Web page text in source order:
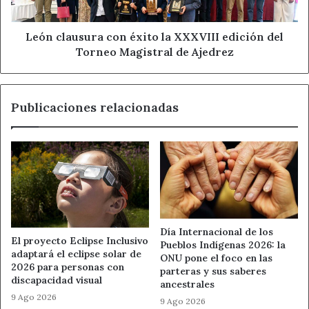
aves en el ámbito científico.
Aunque los resultados son preliminares, los
investigadores planean realizar una segunda fase de
trabajo de campo para comprobar si las categorías
también para las propias cornejas.
Hacia una nueva comprensión del
lenguaje no humano
Este avance científico no solo aporta una nueva visión
sobre la inteligencia animal
, sino que también abre la
puerta a futuras investigaciones que podrían redefinir el
concepto de lenguaje y comunicación en especies no
humanas. La publicación oficial con las conclusiones
completas verá la luz en los próximos meses en una
revista científica internacional.
del
Torneo
Magistral
León clausura con éxito la XXXVIII edición del
Torneo Magistral de Ajedrez
Publicaciones relacionadas
El proyecto Eclipse Inclusivo
adaptará el eclipse solar de
2026 para personas con
discapacidad visual
9 Ago 2026
Día Internacional de los
Pueblos Indígenas 2026: la
ONU pone el foco en las
parteras y sus saberes
ancestrales
9 Ago 2026